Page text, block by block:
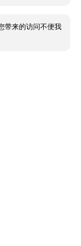
带来的访问不便我